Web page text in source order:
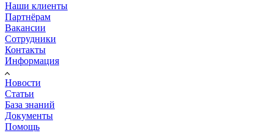
Наши клиенты
Партнёрам
Вакансии
Сотрудники
Контакты
Информация
Новости
Статьи
База знаний
Документы
Помощь